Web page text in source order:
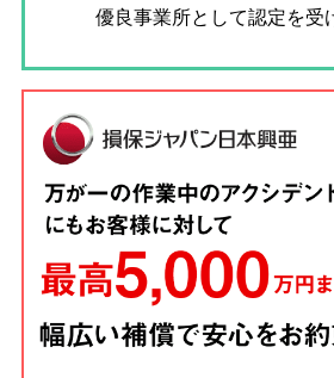
優良事業所として認定を受